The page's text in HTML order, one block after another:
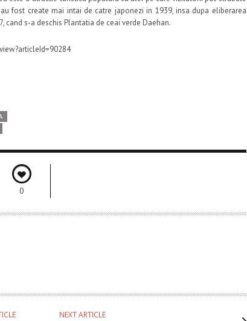
fost create mai intai de catre japonezi in 1939, insa dupa eliberarea
s-a deschis Plantatia de ceai verde Daehan.
0
NEXT ARTICLE